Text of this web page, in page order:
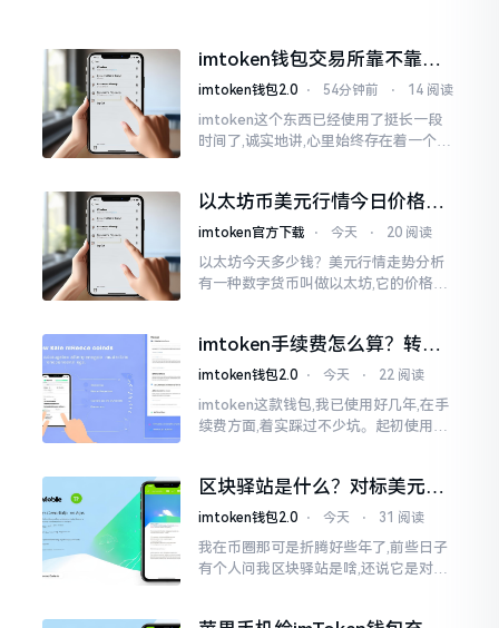
imtoken钱包交易所靠不靠
谱？老玩家说说心里话
imtoken钱包2.0 ⋅ 54分钟前 ⋅ 14 阅读
imtoken这个东西已经使用了挺长一段
时间了,诚实地讲,心里始终存在着一个疙
这个事情
以太坊币美元行情今日价格走
势分析，散户如何避免追涨杀
imtoken官方下载 ⋅ 今天 ⋅ 20 阅读
以太坊今天多少钱？美元行情走势分析
有一种数字货币叫做以太坊,它的价格走
率出现的一点点波动
imtoken手续费怎么算？转账
和交易所差别大了
imtoken钱包2.0 ⋅ 今天 ⋅ 22 阅读
imtoken这款钱包,我已使用好几年,在手
续费方面,着实踩过不少坑。起初使用时,
明白
区块驿站是什么？对标美元的
ETH到底咋回事
imtoken钱包2.0 ⋅ 今天 ⋅ 31 阅读
我在币圈那可是折腾好些年了,前些日子
有个人问我区块驿站是啥,还说它是对标